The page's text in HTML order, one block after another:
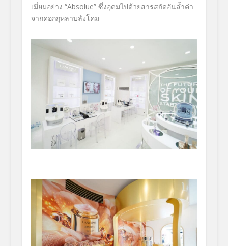
เมี่ยมอย่าง “Absolue” ซึ่งอุดมไปด้วยสารสกัดอันล้ำค่า
จากดอกกุหลาบลังโคม